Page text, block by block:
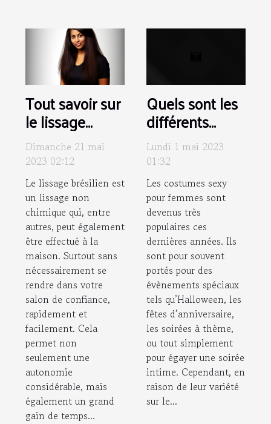
Tout savoir sur
le lissage
brésilien
Dimanche 21 mai
2023 02:12
Le lissage brésilien est
un lissage non
chimique qui, entre
autres, peut également
être effectué à la
maison. Surtout sans
nécessairement se
rendre dans votre
salon de confiance,
rapidement et
facilement. Cela
permet non
seulement une
autonomie
considérable, mais
également un grand
gain de temps...
Quels sont les
différents
types de
costumes
sexys pour
femme
disponibles sur
le marché ?
Lundi 1 mai 2023
01:32
Les costumes sexy
pour femmes sont
devenus très
populaires ces
dernières années. Ils
sont pour souvent
portés pour des
évènements spéciaux
tels qu’Halloween, les
fêtes d’anniversaire,
les soirées à thème,
ou tout simplement
pour égayer une soirée
intime. Cependant, en
raison de leur variété
sur le...